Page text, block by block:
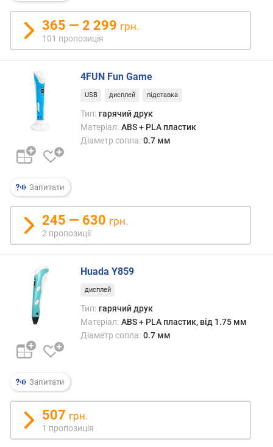
в
х
о
д
х
і
д
д
о
х
д
о
д
е
ш
в
и
х
з
а
365 — 2 299 грн.
101 пропозиція
Запитати
4FUN Fun Game
USB дисплей підставка
Тип: гарячий друк
Матеріал: ABS + PLA пластик
Діаметр сопла: 0.7 мм
245 — 630 грн.
2 пропозиції
Запитати
Huada Y859
дисплей
Тип: гарячий друк
Матеріал: ABS + PLA пластик, від 1.75 мм
Діаметр сопла: 0.7 мм
507 грн.
1 пропозиція